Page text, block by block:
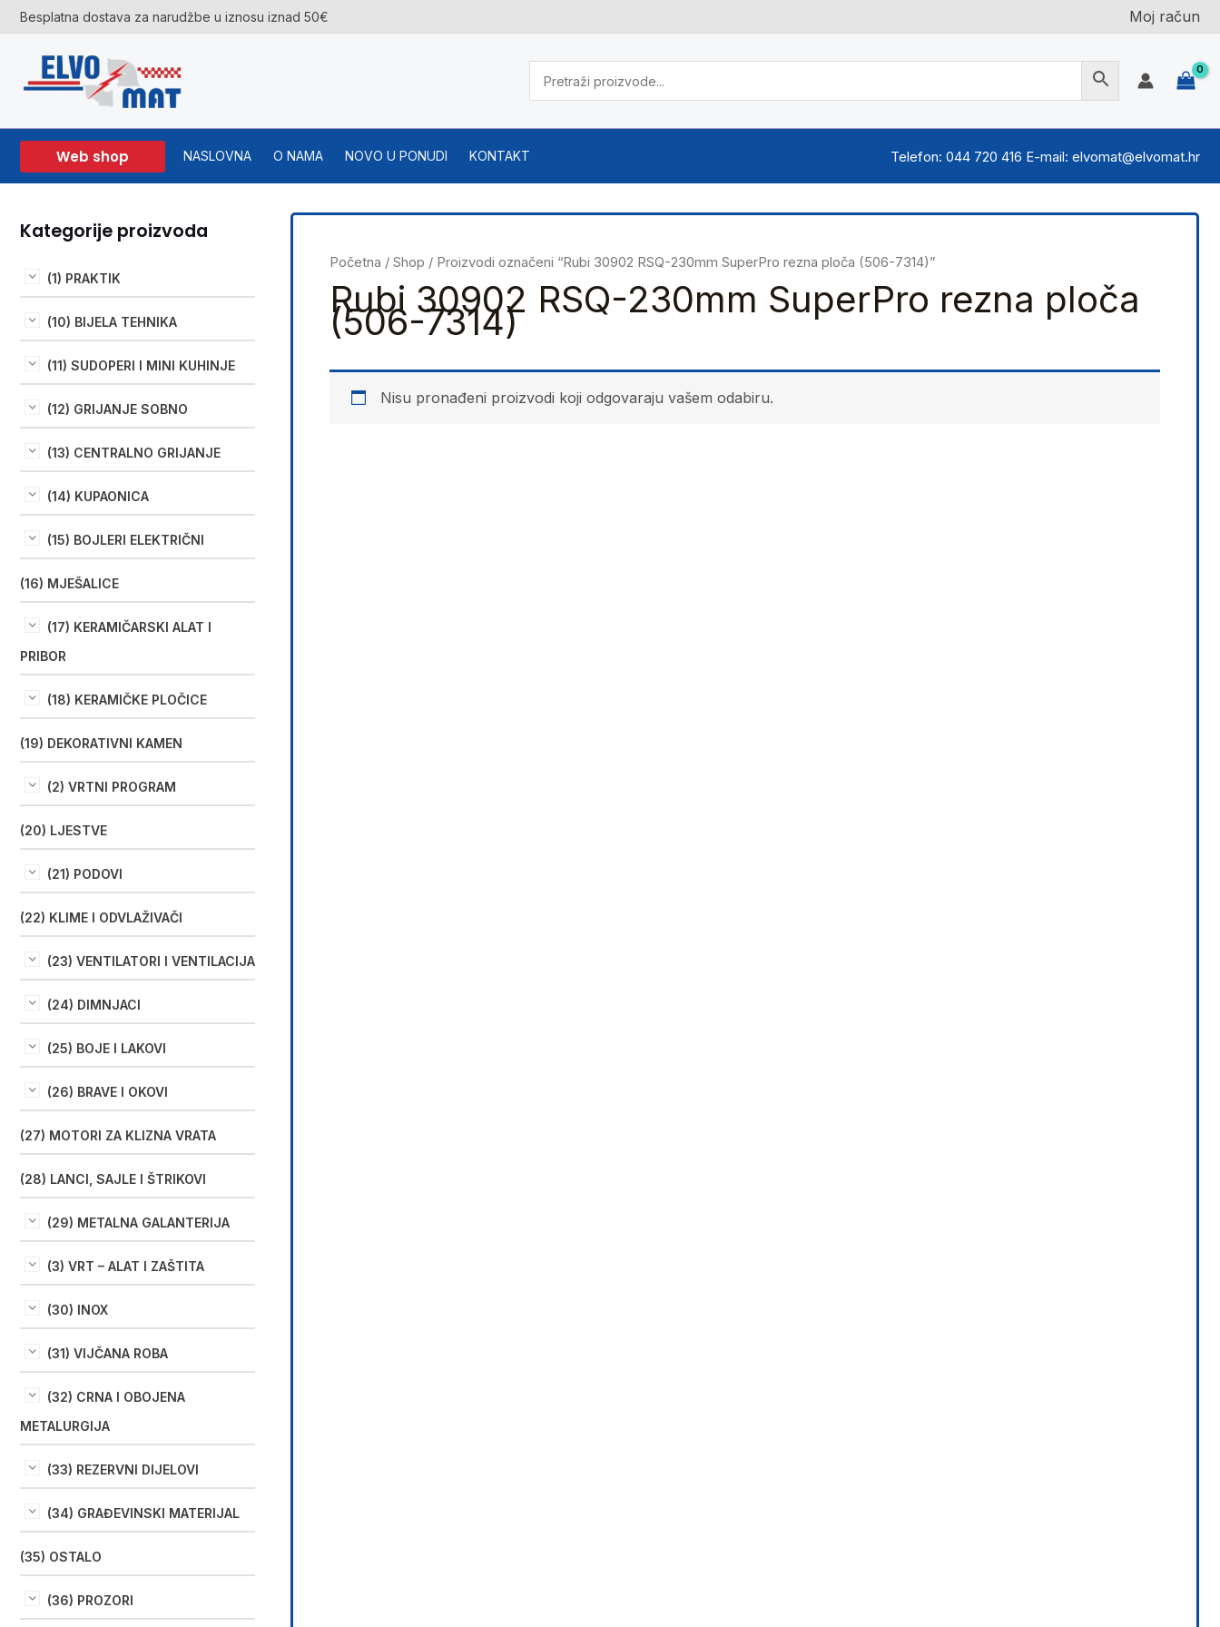
Skip
to
content
Besplatna dostava za narudžbe u iznosu iznad 50€ Moj račun
Web shop NASLOVNA O NAMA NOVO U PONUDI KONTAKT Telefon: 044 720 416 E-mail: elvomat@elvomat.hr
Kategorije proizvoda
(1) PRAKTIK
(10) BIJELA TEHNIKA
(11) SUDOPERI I MINI KUHINJE
(12) GRIJANJE SOBNO
(13) CENTRALNO GRIJANJE
(14) KUPAONICA
(15) BOJLERI ELEKTRIČNI
(16) MJEŠALICE
(17) KERAMIČARSKI ALAT I
PRIBOR
(18) KERAMIČKE PLOČICE
(19) DEKORATIVNI KAMEN
(2) VRTNI PROGRAM
(20) LJESTVE
(21) PODOVI
(22) KLIME I ODVLAŽIVAČI
(23) VENTILATORI I VENTILACIJA
(24) DIMNJACI
(25) BOJE I LAKOVI
(26) BRAVE I OKOVI
(27) MOTORI ZA KLIZNA VRATA
(28) LANCI, SAJLE I ŠTRIKOVI
(29) METALNA GALANTERIJA
(3) VRT – ALAT I ZAŠTITA
(30) INOX
(31) VIJČANA ROBA
(32) CRNA I OBOJENA
METALURGIJA
(33) REZERVNI DIJELOVI
(34) GRAĐEVINSKI MATERIJAL
(35) OSTALO
(36) PROZORI
Početna / Shop / Proizvodi označeni “Rubi 30902 RSQ-230mm SuperPro rezna ploča (506-7314)”
Rubi 30902 RSQ-230mm SuperPro rezna ploča
(506-7314)
Nisu pronađeni proizvodi koji odgovaraju vašem odabiru.